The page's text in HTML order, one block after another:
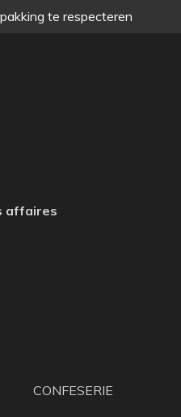
te respecteren
affaires
CONFESERIE